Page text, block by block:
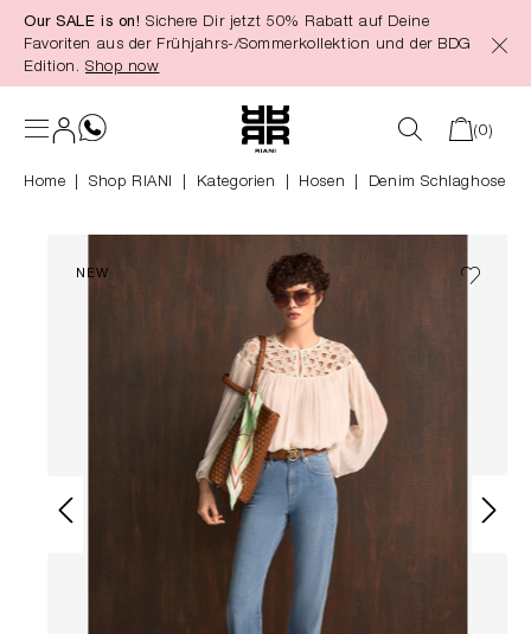
springen
Our SALE is on! Sichere Dir jetzt 50% Rabatt auf Deine
Favoriten aus der Frühjahrs-/Sommerkollektion und der BDG
Edition. Shop now
(0)
Home Shop RIANI Kategorien Hosen Denim Schlaghose
NEW